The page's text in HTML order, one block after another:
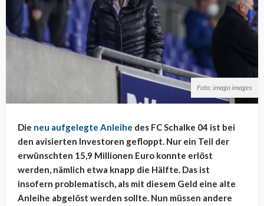
Foto: imago images
Die neu aufgelegte Anleihe des FC Schalke 04 ist bei
den avisierten Investoren gefloppt. Nur ein Teil der
erwünschten 15,9 Millionen Euro konnte erlöst
werden, nämlich etwa knapp die Hälfte. Das ist
insofern problematisch, als mit diesem Geld eine alte
Anleihe abgelöst werden sollte. Nun müssen andere